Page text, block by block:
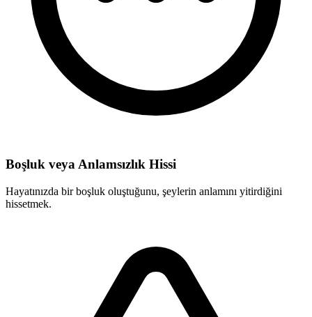
Boşluk veya Anlamsızlık Hissi
Hayatınızda bir boşluk oluştuğunu, şeylerin anlamını yitirdiğini
hissetmek.